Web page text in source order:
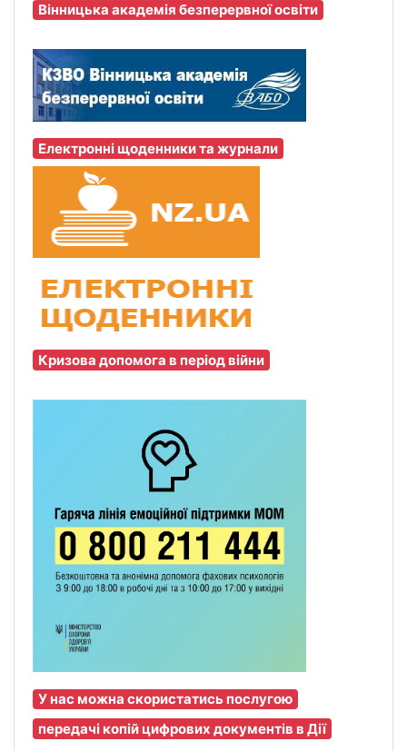
Вінницька академія безперервної освіти
Електронні щоденники та журнали
Кризова допомога в період війни
У нас можна скористатись послугою
передачі копій цифрових документів в Дії